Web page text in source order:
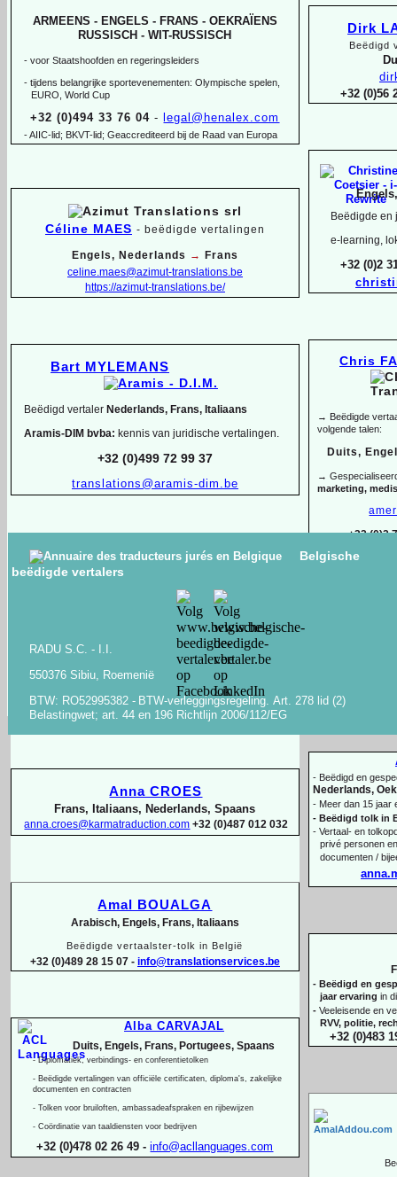
Dirk
Beëdigd
+32
Beëdigde en
e- learning,
+32 (0)2
Chris
→ Beëdigde
volgende talen:
Duits,
→
marketing,
+32 (0)2
- Copywriting,
- Beëdigd en
Nederlands,
- Meer dan 15 jaar
- Beëdigd tolk in
- Vertaal- en
privé personen
documenten /
- Beëdigd en
jaar ervaring in
- Veeleisende en
RVV, politie,
+32 (0)483
ARMEENS - ENGELS - FRANS - OEKRAÏENS
RUSSISCH - WIT-RUSSISCH
- voor Staatshoofden en regeringsleiders
- tijdens belangrijke sportevenementen: Olympische spelen,
EURO, World Cup
+32 (0)494 33 76 04 - legal@henalex.com
-AIIC-lid; BKVT-lid; Geaccrediteerd bij de Raad van Europa
Céline MAES - beëdigde vertalingen
Engels, Nederlands → Frans
celine.maes@azimut-translations.be
https://azimut-translations.be/
Bart MYLEMANS
Beëdigd vertaler Nederlands, Frans, Italiaans
Aramis-DIM bvba: kennis van juridische vertalingen.
+32 (0)499 72 99 37
translations@aramis-dim.be
ANTON KLEVANSKY
NEDERLANDS - OEKRAÏENS -
RUSSISCH
Lid van AIIC & BKVT, geaccrediteerd bij de Raad van Europa
en VN-organisaties
Tolkopdrachten voor staatshoofden en regeringsleiders
+32 (0)494 03 05 67- anton@klevansky.com
www.klevansky.com
Anna CROES
Frans, Italiaans, Nederlands, Spaans
anna.croes@karmatraduction.com +32 (0)487 012 032
Amal BOUALGA
Arabisch, Engels, Frans, Italiaans
Beëdigde vertaalster-tolk in België
+32 (0)489 28 15 07 - info@translationservices.be
Alba CARVAJAL
Duits, Engels, Frans, Portugees, Spaans
- Diplomatiek, verbindings- en conferentietolken
- Beëdigde vertalingen van officiële certificaten, diploma's, zakelijke
documenten en contracten
- Tolken voor bruiloften, ambassadeafspraken en rijbewijzen
- Coördinatie van taaldiensten voor bedrijven
+32 (0)478 02 26 49 - info@acllanguages.com
Belgische
beëdigde vertalers
RADU S.C. - I.I.
550376 Sibiu, Roemenië
BTW: RO52995382 - BTW-verleggingsregeling. Art. 278 lid (2)
Belastingwet; art. 44 en 196 Richtlijn 2006/112/EG